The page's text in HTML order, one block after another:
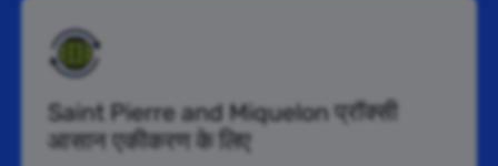
Saint Pierre and Miquelon प्रॉक्सी
आसान एकीकरण के लिए